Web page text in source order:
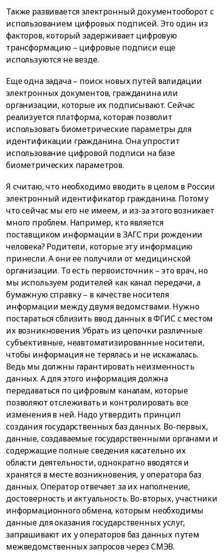
Также развивается электронный документооборот с
использованием цифровых подписей. Это один из
факторов, который задерживает цифровую
трансформацию – цифровые подписи еще
используются не везде.
Еще одна задача – поиск новых путей валидации
электронных документов, гражданина или
организации, которые их подписывают. Сейчас
реализуется платформа, которая позволит
использовать биометрические параметры для
идентификации гражданина. Она упростит
использование цифровой подписи на базе
биометрических параметров.
Я считаю, что необходимо вводить в целом в России
электронный идентификатор гражданина. Потому
что сейчас мы его не имеем, и из-за этого возникает
много проблем. Например, кто является
поставщиком информации в ЗАГС при рождении
человека? Родители, которые эту информацию
принесли. А они ее получили от медицинской
организации. То есть первоисточник – это врач, но
мы используем родителей как канал передачи, а
бумажную справку – в качестве носителя
информации между двумя ведомствами. Нужно
постараться сблизить ввод данных в ФГИС с местом
их возникновения. Убрать из цепочки различные
субъективные, неавтоматизированные носители,
чтобы информация не терялась и не искажалась.
Ведь мы должны гарантировать неизменность
данных. А для этого информация должна
передаваться по цифровым каналам, которые
позволяют отслеживать и контролировать все
изменения в ней. Надо утвердить принцип
создания государственных баз данных. Во-первых,
данные, создаваемые государственными органами и
содержащие полные сведения касательно их
области деятельности, однократно вводятся и
хранятся в месте возникновения, у оператора баз
данных. Оператор отвечает за их наполнение,
достоверность и актуальность. Во-вторых, участники
информационного обмена, которым необходимы
данные для оказания государственных услуг,
запрашивают их у операторов баз данных путем
межведомственных запросов через СМЭВ.